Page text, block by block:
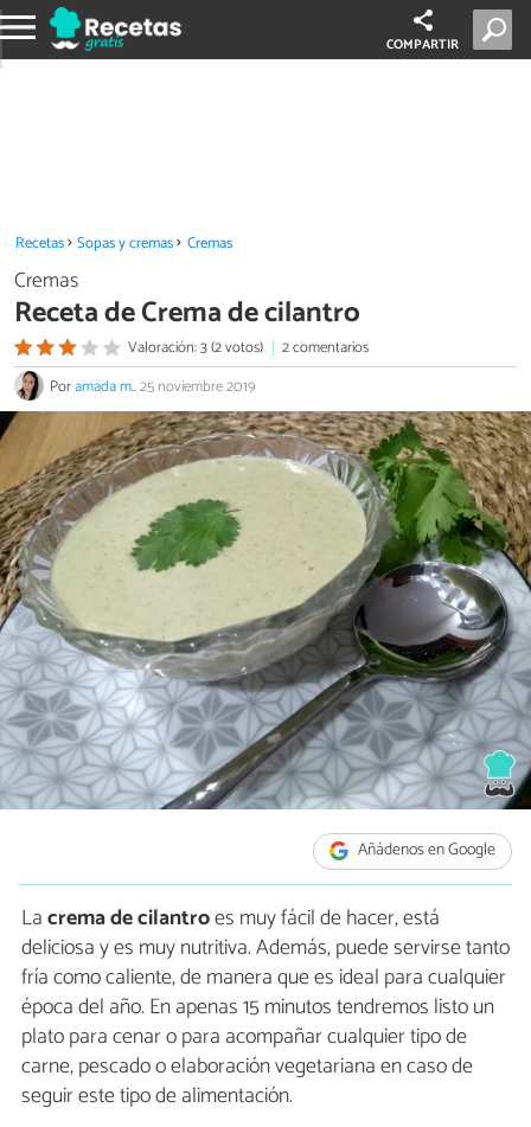
COMPARTIR
Recetas Sopas y cremas Cremas
Cremas
Receta de Crema de cilantro
Valoración: 3 (2 votos)
2 comentarios
Poramada m..25 noviembre 2019
Añádenos en Google
Lacrema de cilantroes muy fácil de hacer, está
deliciosa y es muy nutritiva. Además, puede servirse tanto
fría como caliente, de manera que es ideal para cualquier
época del año. En apenas 15 minutos tendremos listo un
plato para cenar o para acompañar cualquier tipo de
carne, pescado o elaboración vegetariana en caso de
seguir este tipo de alimentación.